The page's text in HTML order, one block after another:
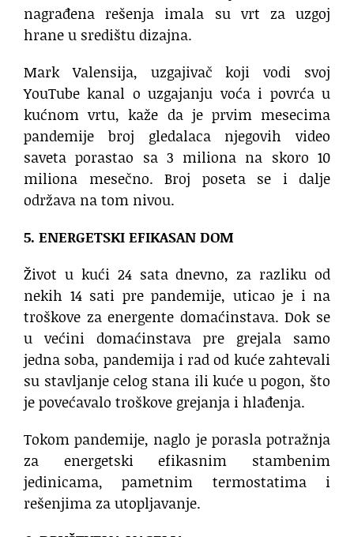
nagrađena rešenja imala su vrt za uzgoj
hrane u središtu dizajna.
Mark Valensija, uzgajivač koji vodi svoj
YouTube kanal o uzgajanju voća i povrća u
kućnom vrtu, kaže da je prvim mesecima
pandemije broj gledalaca njegovih video
saveta porastao sa 3 miliona na skoro 10
miliona mesečno. Broj poseta se i dalje
održava na tom nivou.
5. ENERGETSKI EFIKASAN DOM
Život u kući 24 sata dnevno, za razliku od
nekih 14 sati pre pandemije, uticao je i na
troškove za energente domaćinstava. Dok se
u većini domaćinstava pre grejala samo
jedna soba, pandemija i rad od kuće zahtevali
su stavljanje celog stana ili kuće u pogon, što
je povećavalo troškove grejanja i hlađenja.
Tokom pandemije, naglo je porasla potražnja
za energetski efikasnim stambenim
jedinicama, pametnim termostatima i
rešenjima za utopljavanje.